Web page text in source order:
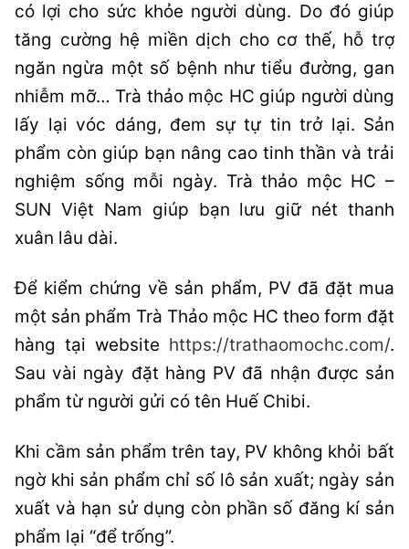
có lợi cho sức khỏe người dùng. Do đó giúp
tăng cường hệ miền dịch cho cơ thế, hỗ trợ
ngăn ngừa một số bệnh như tiểu đường, gan
nhiễm mỡ… Trà thảo mộc HC giúp người dùng
lấy lại vóc dáng, đem sự tự tin trở lại. Sản
phẩm còn giúp bạn nâng cao tinh thần và trải
nghiệm sống mỗi ngày. Trà thảo mộc HC –
SUN Việt Nam giúp bạn lưu giữ nét thanh
xuân lâu dài.
Để kiểm chứng về sản phẩm, PV đã đặt mua
một sản phẩm Trà Thảo mộc HC theo form đặt
hàng tại website https://trathaomochc.com/.
Sau vài ngày đặt hàng PV đã nhận được sản
phẩm từ người gửi có tên Huế Chibi.
Khi cầm sản phẩm trên tay, PV không khỏi bất
ngờ khi sản phẩm chỉ số lô sản xuất; ngày sản
xuất và hạn sử dụng còn phần số đăng kí sản
phẩm lại “để trống”.